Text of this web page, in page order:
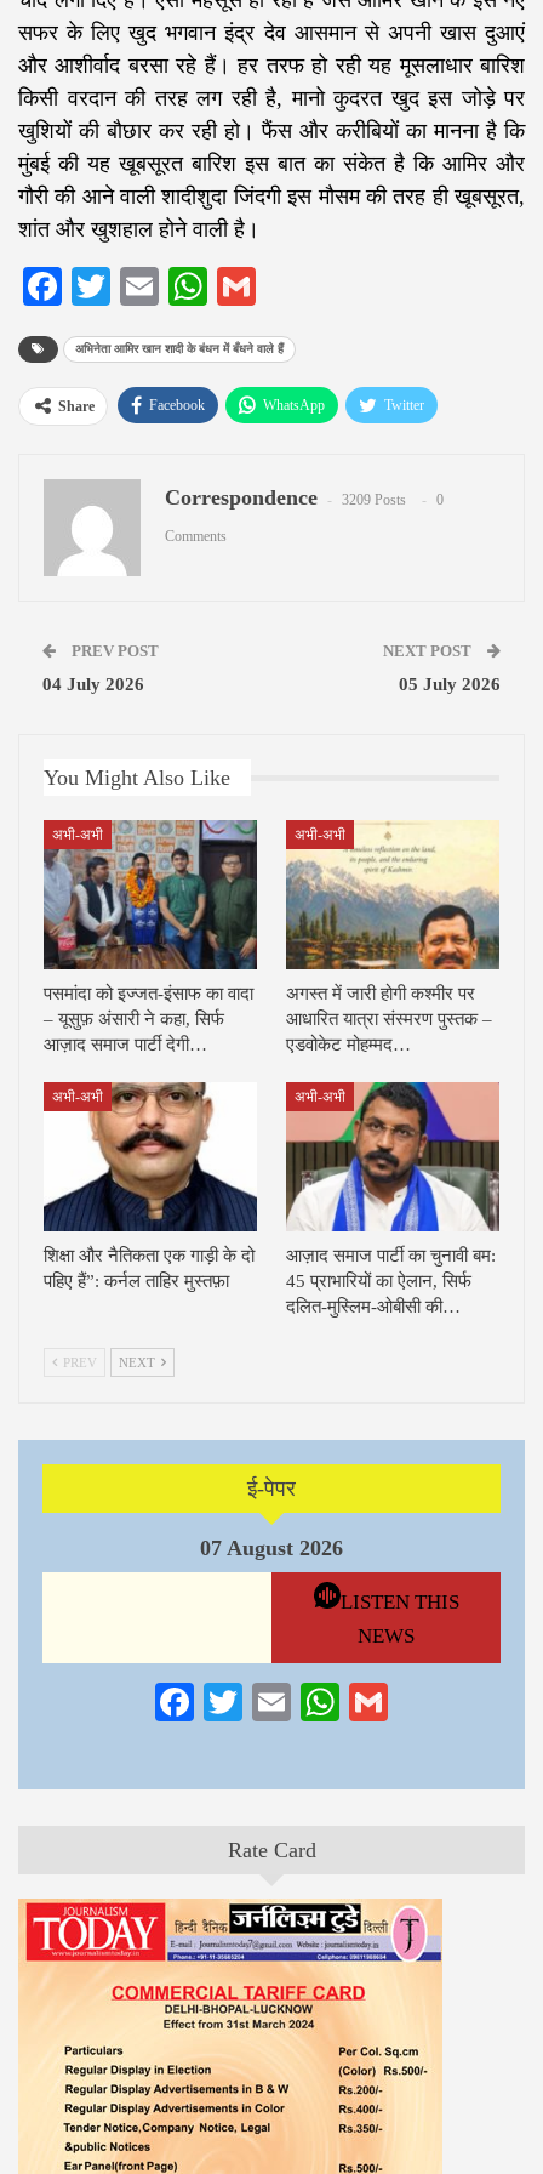
सफर के लिए खुद भगवान इंद्र देव आसमान से अपनी खास दुआएं
और आशीर्वाद बरसा रहे हैं। हर तरफ हो रही यह मूसलाधार बारिश
किसी वरदान की तरह लग रही है, मानो कुदरत खुद इस जोड़े पर
खुशियों की बौछार कर रही हो। फैंस और करीबियों का मानना है कि
मुंबई की यह खूबसूरत बारिश इस बात का संकेत है कि आमिर और
गौरी की आने वाली शादीशुदा जिंदगी इस मौसम की तरह ही खूबसूरत,
शांत और खुशहाल होने वाली है।
Facebook
TwitterEmailWhatsApp
अभिनेता आमिर खान शादी के बंधन में बँधने वाले हैं
Share Facebook WhatsApp Twitter
Correspondence 3209 Posts 0
Comments
PREV POST
04 July 2026
NEXT POST
05 July 2026
You Might Also Like
अभी-अभी
पसमांदा को इज्जत-इंसाफ का वादा
– यूसुफ़ अंसारी ने कहा, सिर्फ
आज़ाद समाज पार्टी देगी…
अभी-अभी
अगस्त में जारी होगी कश्मीर पर
आधारित यात्रा संस्मरण पुस्तक –
एडवोकेट मोहम्मद…
अभी-अभी
शिक्षा और नैतिकता एक गाड़ी के दो
पहिए हैं”: कर्नल ताहिर मुस्तफ़ा
अभी-अभी
आज़ाद समाज पार्टी का चुनावी बम:
45 प्राभारियों का ऐलान, सिर्फ
दलित-मुस्लिम-ओबीसी की…
PREV NEXT
ई-पेपर
07 August 2026
LISTEN THIS
NEWS
Facebook
TwitterEmailWhatsApp
Rate Card